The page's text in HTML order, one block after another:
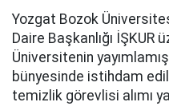
Yozgat Bozok
Daire Başkanlığı İŞKUR
Üniversitenin
bünyesinde istihdam
temizlik görevlisi alımı